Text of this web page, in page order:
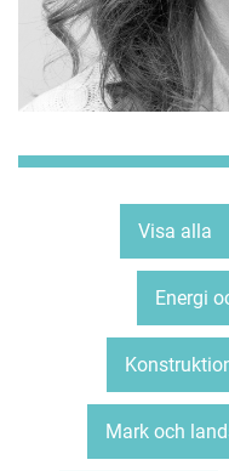
Visa alla
Energi
Mark och